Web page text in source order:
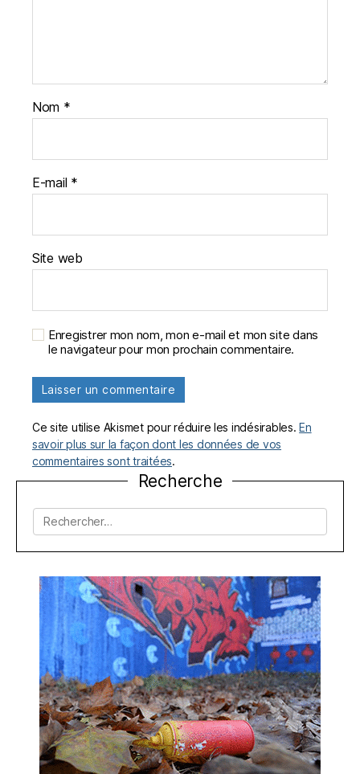
Nom *
E-mail *
Site web
Enregistrer mon nom, mon e-mail et mon site dans
le navigateur pour mon prochain commentaire.
Ce site utilise Akismet pour réduire les indésirables.En
savoir plus sur la façon dont les données de vos
commentaires sont traitées.
Recherche
Rechercher :